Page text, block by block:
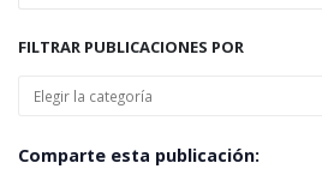
FILTRAR PUBLICACIONES POR
Comparte esta publicación: